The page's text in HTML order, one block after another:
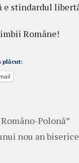
e stindardul
Române!
plăcut:
Polonă”
nou an